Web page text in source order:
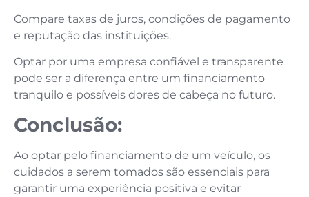
Compare taxas de juros, condições de pagamento
e reputação das instituições.
Optar por uma empresa confiável e transparente
pode ser a diferença entre um financiamento
tranquilo e possíveis dores de cabeça no futuro.
Conclusão:
Ao optar pelo financiamento de um veículo, os
cuidados a serem tomados são essenciais para
garantir uma experiência positiva e evitar